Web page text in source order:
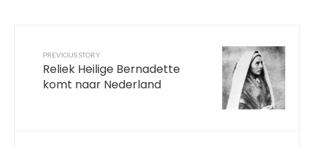
PREVIOUS STORY
Reliek Heilige Bernadette
komt naar Nederland